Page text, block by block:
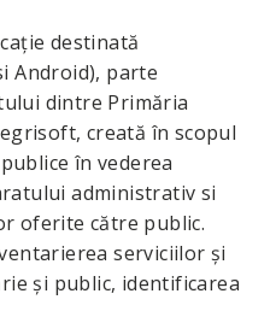
destinată
Android), parte
dintre Primăria
creată în scopul
în vederea
administrativ si
oferite către public.
serviciilor și
și public, identificarea